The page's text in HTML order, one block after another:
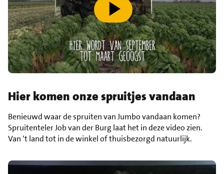
speel video af
Hier komen onze spruitjes vandaan
Benieuwd waar de spruiten van Jumbo vandaan komen?
Spruitenteler Job van der Burg laat het in deze video zien.
Van ‘t land tot in de winkel of thuisbezorgd natuurlijk.